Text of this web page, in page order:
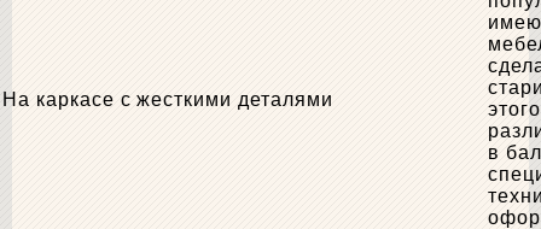
На каркасе с жесткими деталями
в